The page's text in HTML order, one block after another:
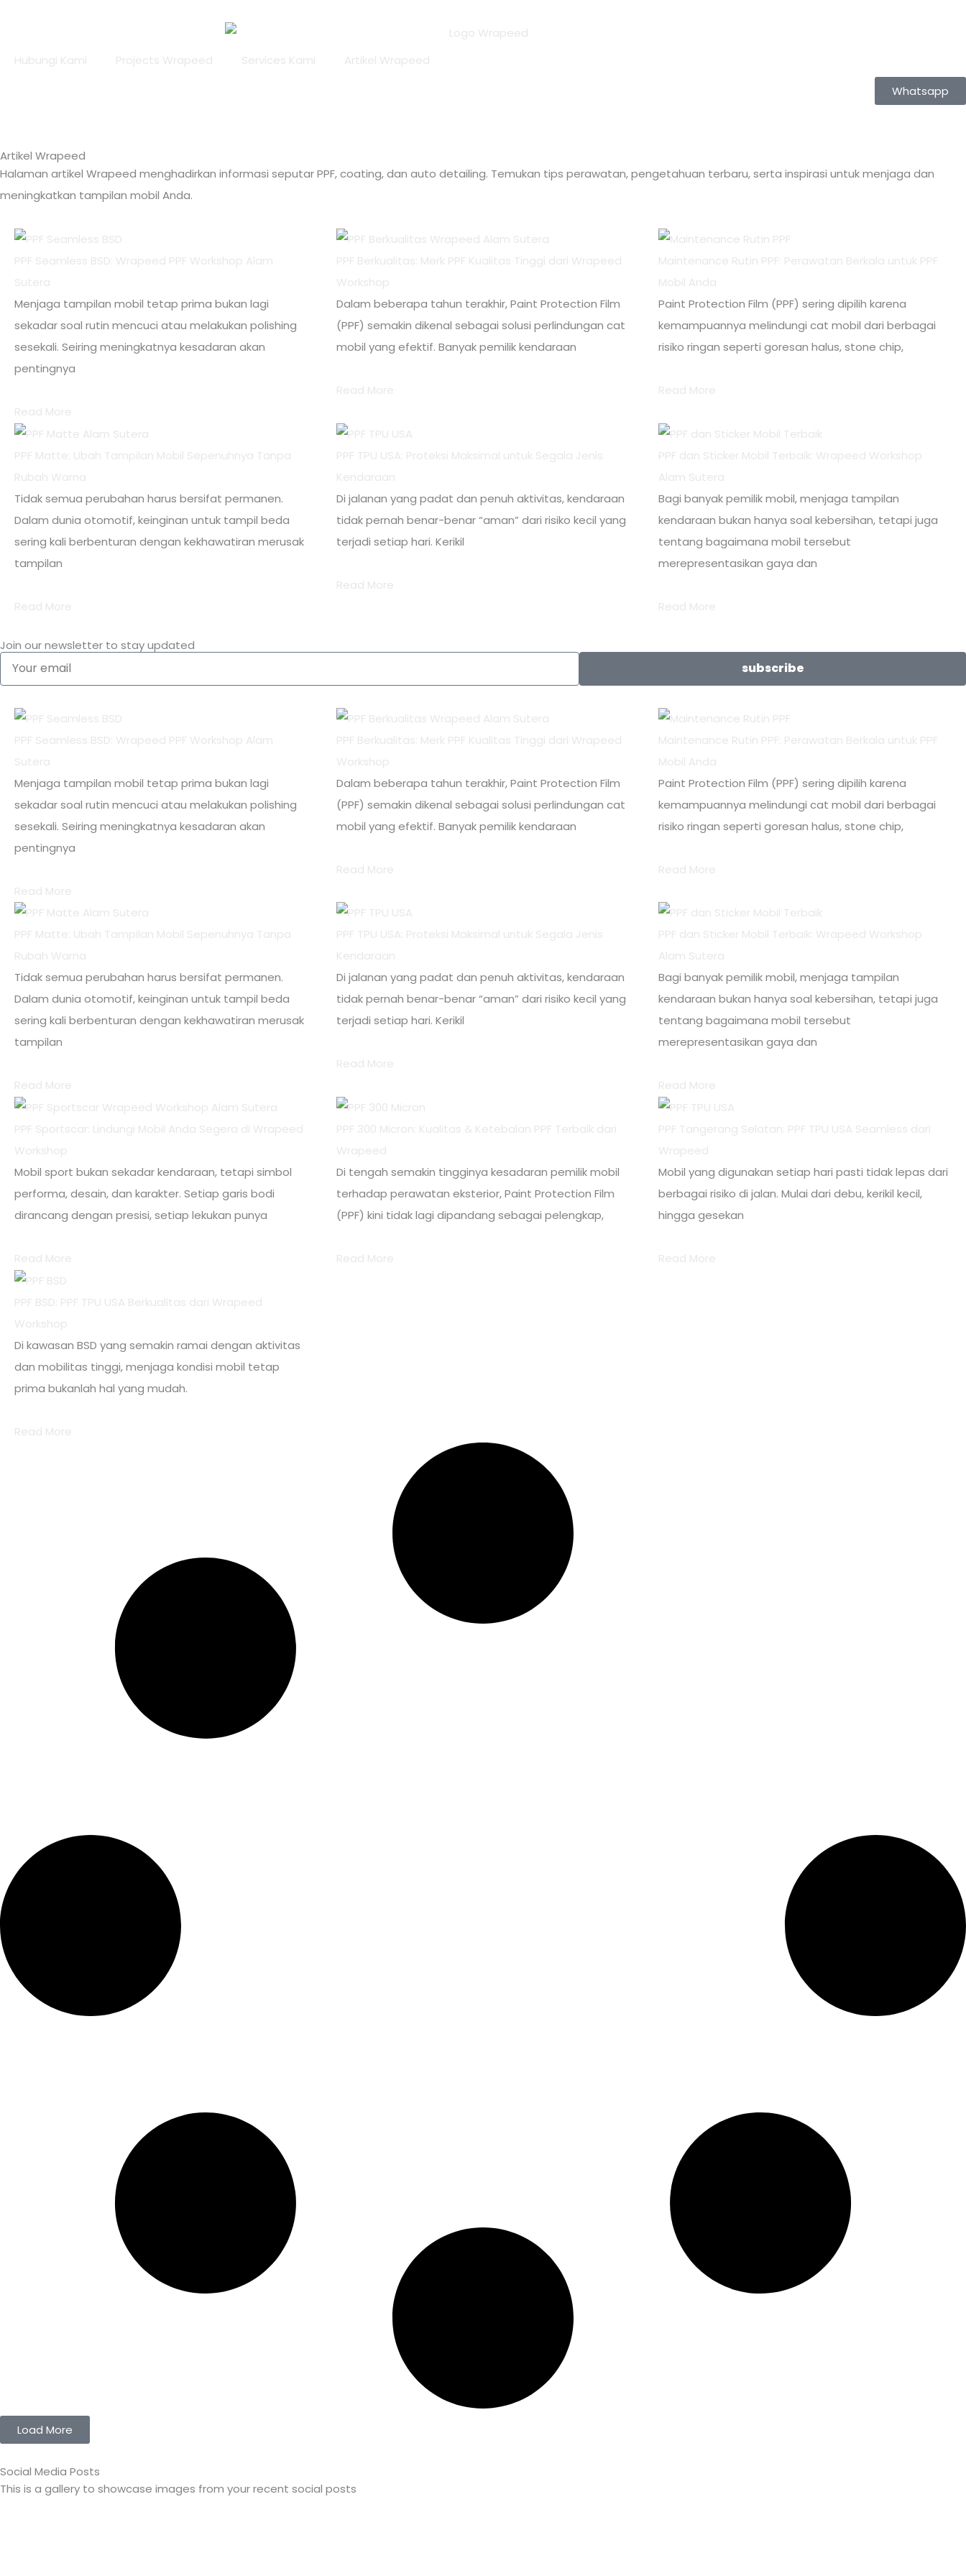
kontenHubungi Kami Projects Wrapeed Services Kami Artikel Wrapeed
Whatsapp
Artikel Wrapeed
Halaman artikel Wrapeed menghadirkan informasi seputar PPF, coating, dan auto detailing. Temukan tips perawatan, pengetahuan terbaru, serta inspirasi untuk menjaga dan
meningkatkan tampilan mobil Anda.
PPF Seamless BSD: Wrapeed PPF Workshop Alam
Sutera
Menjaga tampilan mobil tetap prima bukan lagi
sekadar soal rutin mencuci atau melakukan polishing
sesekali. Seiring meningkatnya kesadaran akan
pentingnya
Read More
PPF Berkualitas: Merk PPF Kualitas Tinggi dari Wrapeed
Workshop
Dalam beberapa tahun terakhir, Paint Protection Film
(PPF) semakin dikenal sebagai solusi perlindungan cat
mobil yang efektif. Banyak pemilik kendaraan
Read More
Maintenance Rutin PPF: Perawatan Berkala untuk PPF
Mobil Anda
Paint Protection Film (PPF) sering dipilih karena
kemampuannya melindungi cat mobil dari berbagai
risiko ringan seperti goresan halus, stone chip,
Read More
PPF Matte: Ubah Tampilan Mobil Sepenuhnya Tanpa
Rubah Warna
Tidak semua perubahan harus bersifat permanen.
Dalam dunia otomotif, keinginan untuk tampil beda
sering kali berbenturan dengan kekhawatiran merusak
tampilan
Read More
PPF TPU USA: Proteksi Maksimal untuk Segala Jenis
Kendaraan
Di jalanan yang padat dan penuh aktivitas, kendaraan
tidak pernah benar-benar “aman” dari risiko kecil yang
terjadi setiap hari. Kerikil
Read More
PPF dan Sticker Mobil Terbaik: Wrapeed Workshop
Alam Sutera
Bagi banyak pemilik mobil, menjaga tampilan
kendaraan bukan hanya soal kebersihan, tetapi juga
tentang bagaimana mobil tersebut
merepresentasikan gaya dan
Read More
Join our newsletter to stay updated
Your
email
subscribe
PPF Seamless BSD: Wrapeed PPF Workshop Alam
Sutera
Menjaga tampilan mobil tetap prima bukan lagi
sekadar soal rutin mencuci atau melakukan polishing
sesekali. Seiring meningkatnya kesadaran akan
pentingnya
Read More
PPF Berkualitas: Merk PPF Kualitas Tinggi dari Wrapeed
Workshop
Dalam beberapa tahun terakhir, Paint Protection Film
(PPF) semakin dikenal sebagai solusi perlindungan cat
mobil yang efektif. Banyak pemilik kendaraan
Read More
Maintenance Rutin PPF: Perawatan Berkala untuk PPF
Mobil Anda
Paint Protection Film (PPF) sering dipilih karena
kemampuannya melindungi cat mobil dari berbagai
risiko ringan seperti goresan halus, stone chip,
Read More
PPF Matte: Ubah Tampilan Mobil Sepenuhnya Tanpa
Rubah Warna
Tidak semua perubahan harus bersifat permanen.
Dalam dunia otomotif, keinginan untuk tampil beda
sering kali berbenturan dengan kekhawatiran merusak
tampilan
Read More
PPF TPU USA: Proteksi Maksimal untuk Segala Jenis
Kendaraan
Di jalanan yang padat dan penuh aktivitas, kendaraan
tidak pernah benar-benar “aman” dari risiko kecil yang
terjadi setiap hari. Kerikil
Read More
PPF dan Sticker Mobil Terbaik: Wrapeed Workshop
Alam Sutera
Bagi banyak pemilik mobil, menjaga tampilan
kendaraan bukan hanya soal kebersihan, tetapi juga
tentang bagaimana mobil tersebut
merepresentasikan gaya dan
Read More
PPF Sportscar: Lindungi Mobil Anda Segera di Wrapeed
Workshop
Mobil sport bukan sekadar kendaraan, tetapi simbol
performa, desain, dan karakter. Setiap garis bodi
dirancang dengan presisi, setiap lekukan punya
Read More
PPF 300 Micron: Kualitas & Ketebalan PPF Terbaik dari
Wrapeed
Di tengah semakin tingginya kesadaran pemilik mobil
terhadap perawatan eksterior, Paint Protection Film
(PPF) kini tidak lagi dipandang sebagai pelengkap,
Read More
PPF Tangerang Selatan: PPF TPU USA Seamless dari
Wrapeed
Mobil yang digunakan setiap hari pasti tidak lepas dari
berbagai risiko di jalan. Mulai dari debu, kerikil kecil,
hingga gesekan
Read More
PPF BSD: PPF TPU USA Berkualitas dari Wrapeed
Workshop
Di kawasan BSD yang semakin ramai dengan aktivitas
dan mobilitas tinggi, menjaga kondisi mobil tetap
prima bukanlah hal yang mudah.
Read More
Load More
Social Media Posts
This is a gallery to showcase images from your recent social posts